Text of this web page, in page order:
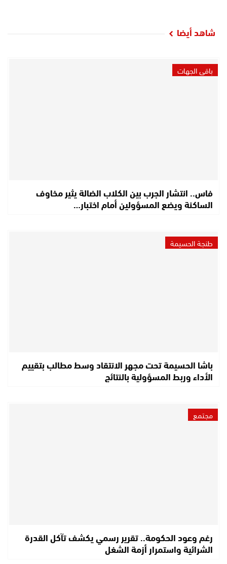
شاهد أيضا
باقي الجهات
فاس.. انتشار الجرب بين الكلاب الضالة يثير مخاوف
الساكنة ويضع المسؤولين أمام اختبار…
طنجة الحسيمة
باشا الحسيمة تحت مجهر الانتقاد وسط مطالب بتقييم
الأداء وربط المسؤولية بالنتائج
مجتمع
رغم وعود الحكومة.. تقرير رسمي يكشف تآكل القدرة
الشرائية واستمرار أزمة الشغل